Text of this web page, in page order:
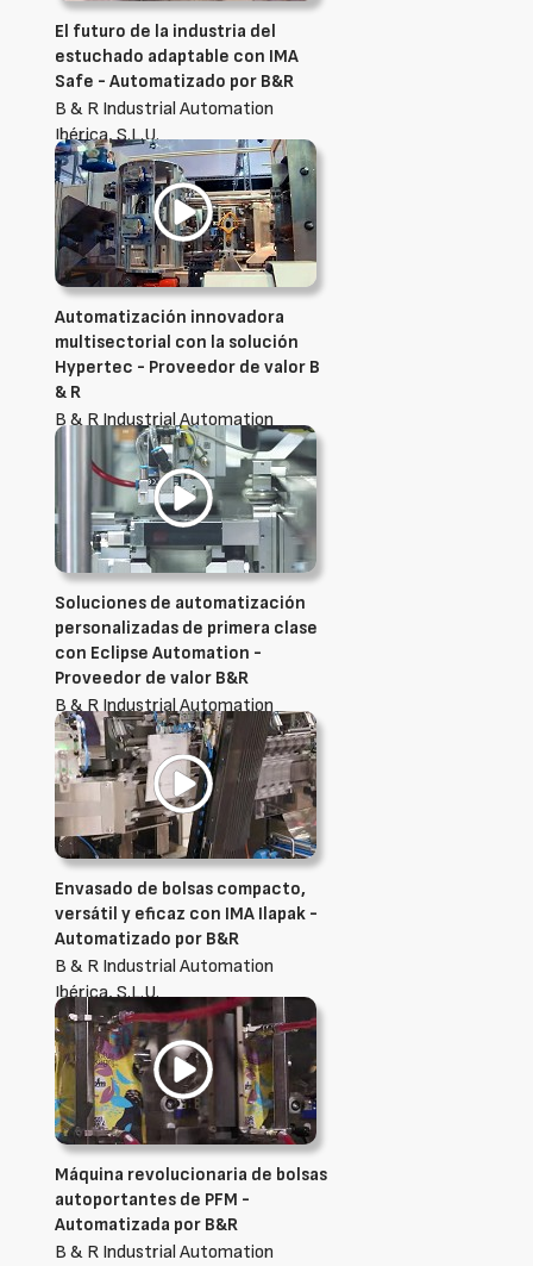
El futuro de la industria del
estuchado adaptable con IMA
Safe - Automatizado por B&R
B & R Industrial Automation
Ibérica, S.L.U.
Automatización innovadora
multisectorial con la solución
Hypertec - Proveedor de valor B
& R
B & R Industrial Automation
Ibérica, S.L.U.
Soluciones de automatización
personalizadas de primera clase
con Eclipse Automation -
Proveedor de valor B&R
B & R Industrial Automation
Ibérica, S.L.U.
Envasado de bolsas compacto,
versátil y eficaz con IMA Ilapak -
Automatizado por B&R
B & R Industrial Automation
Ibérica, S.L.U.
Máquina revolucionaria de bolsas
autoportantes de PFM -
Automatizada por B&R
B & R Industrial Automation